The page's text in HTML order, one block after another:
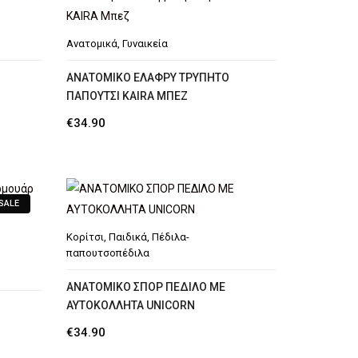
Ανατομικά,Γυναικεία
AΝΑΤΟΜΙΚΌ ΕΛΑΦΡΎ ΤΡΥΠΗΤΌ
ΠΑΠΟΎΤΣΙ KAIRA ΜΠΕΖ
€34.90
Κορίτσι,Παιδικά,Πέδιλα-
παπουτσοπέδιλα
ΑΝΑΤΟΜΙΚΟ ΣΠΟΡ ΠΕΔΙΛΟ ΜΕ
ΑΥΤΟΚΟΛΛΗΤΑ UNICORN
€34.90